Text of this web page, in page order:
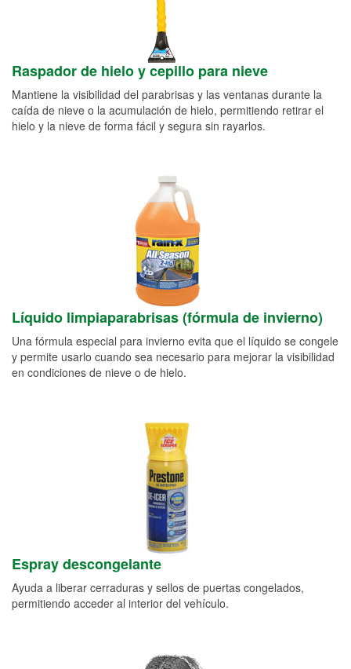
Raspador de hielo y cepillo para nieve
Mantiene la visibilidad del parabrisas y las ventanas durante la
caída de nieve o la acumulación de hielo, permitiendo retirar el
hielo y la nieve de forma fácil y segura sin rayarlos.
Líquido limpiaparabrisas (fórmula de invierno)
Una fórmula especial para invierno evita que el líquido se congele
y permite usarlo cuando sea necesario para mejorar la visibilidad
en condiciones de nieve o de hielo.
Espray descongelante
Ayuda a liberar cerraduras y sellos de puertas congelados,
permitiendo acceder al interior del vehículo.